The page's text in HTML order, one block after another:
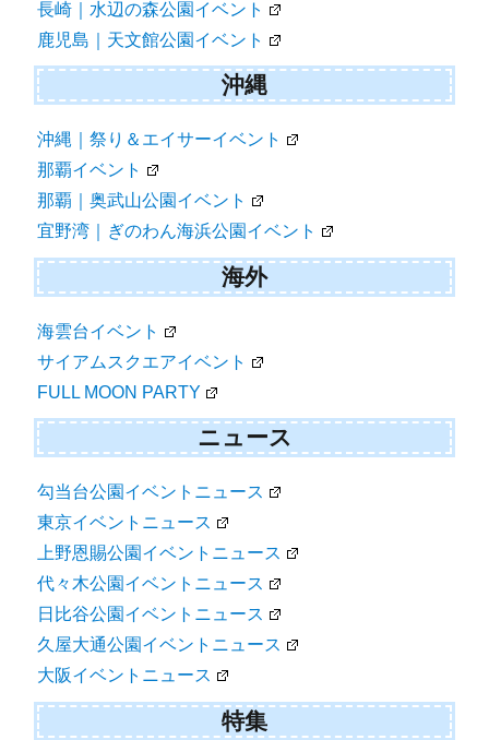
長崎｜水辺の森公園イベント
鹿児島｜天文館公園イベント
沖縄
沖縄｜祭り＆エイサーイベント
那覇イベント
那覇｜奥武山公園イベント
宜野湾｜ぎのわん海浜公園イベント
海外
海雲台イベント
サイアムスクエアイベント
FULL MOON PARTY
ニュース
勾当台公園イベントニュース
東京イベントニュース
上野恩賜公園イベントニュース
代々木公園イベントニュース
日比谷公園イベントニュース
久屋大通公園イベントニュース
大阪イベントニュース
特集